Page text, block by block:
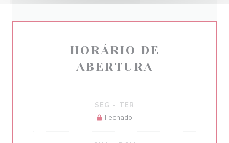
HORÁRIO DE
ABERTURA
SEG - TER
Fechado